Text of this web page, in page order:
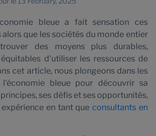
bleue a fait sensation ces
alors que les sociétés du monde entier
des moyens plus durables,
d'utiliser les ressources de
cet article, nous plongeons dans les
bleue pour découvrir sa
ses défis et ses opportunités,
en tant queconsultants en